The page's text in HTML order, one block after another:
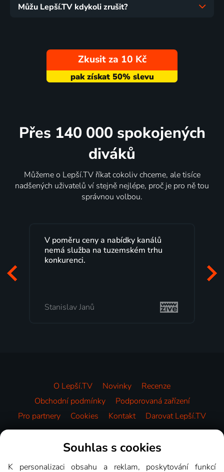
Můžu Lepší.TV kdykoli zrušit?
Zkusit za 10 Kč
Přes 140 000 spokojených
diváků
Můžeme o Lepší.TV říkat cokoliv chceme, ale tisíce
nadšených uživatelů ví stejně nejlépe, proč je pro ně tou
správnou volbou.
Lepší.TV sleduji už několik let s
maximální spokojeností. Velký výběr
programů a nemuset běžet k TV na
Milada Tomešová
O Lepší.TV Novinky
Recenze
Obchodní podmínky
Podporovaná zařízení
Pro partnery
Cookies Kontakt Darovat Lepší.TV
Videotéka
Souhlas s cookies
K personalizaci obsahu a reklam, poskytování funkcí